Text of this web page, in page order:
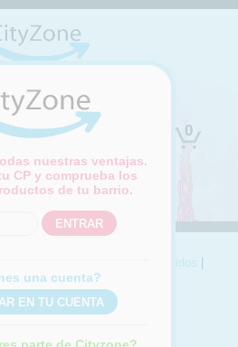
ubicación)
sesión 0
nuestras ventajas.
CP y comprueba los
de tu barrio.
una cuenta?
Curados y embutidos
online Salchichón